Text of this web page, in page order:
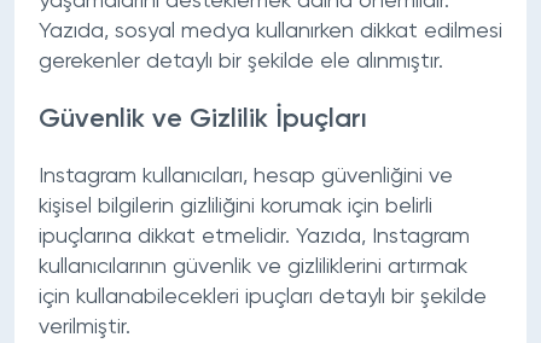
Yazıda, sosyal medya kullanırken dikkat edilmesi
gerekenler detaylı bir şekilde ele alınmıştır.
Güvenlik ve Gizlilik İpuçları
Instagram kullanıcıları, hesap güvenliğini ve
kişisel bilgilerin gizliliğini korumak için belirli
ipuçlarına dikkat etmelidir. Yazıda, Instagram
kullanıcılarının güvenlik ve gizliliklerini artırmak
için kullanabilecekleri ipuçları detaylı bir şekilde
verilmiştir.